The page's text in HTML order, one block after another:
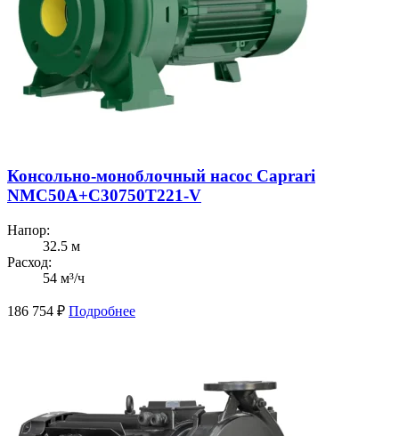
Консольно-моноблочный насос Caprari
NMC50A+C30750T221-V
Напор:
32.5 м
Расход:
54 м³/ч
186 754 ₽ Подробнее